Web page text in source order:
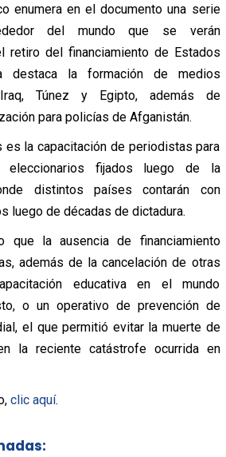
enumera en el documento una serie
del mundo que se verán
retiro del financiamiento de Estados
destaca la formación de medios
Túnez y Egipto, además de
para policías de Afganistán.
es la capacitación de periodistas para
eleccionarios fijados luego de la
distintos países contarán con
luego de décadas de dictadura.
que la ausencia de financiamiento
además de la cancelación de otras
educativa en el mundo
o un operativo de prevención de
el que permitió evitar la muerte de
la reciente catástrofe ocurrida en
clic aquí.